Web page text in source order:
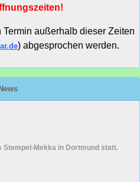
außerhalb dieser Zeiten
) abgesprochen werden.
News
Stempel-Mekka in Dortmund statt.